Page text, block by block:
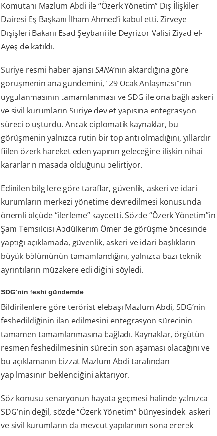
Komutanı Mazlum Abdi ile “Özerk Yönetim” Dış İlişkiler
Dairesi Eş Başkanı İlham Ahmed’i kabul etti. Zirveye
Dışişleri Bakanı Esad Şeybani ile Deyrizor Valisi Ziyad el-
Ayeş de katıldı.
Suriye resmi haber ajansıSANA‘nın aktardığına göre
görüşmenin ana gündemini, “29 Ocak Anlaşması”nın
uygulanmasının tamamlanması ve SDG ile ona bağlı askeri
ve sivil kurumların Suriye devlet yapısına entegrasyon
süreci oluşturdu. Ancak diplomatik kaynaklar, bu
görüşmenin yalnızca rutin bir toplantı olmadığını, yıllardır
fiilen özerk hareket eden yapının geleceğine ilişkin nihai
kararların masada olduğunu belirtiyor.
Edinilen bilgilere göre taraflar, güvenlik, askeri ve idari
kurumların merkezi yönetime devredilmesi konusunda
önemli ölçüde “ilerleme” kaydetti. Sözde “Özerk Yönetim”in
Şam Temsilcisi Abdülkerim Ömer de görüşme öncesinde
yaptığı açıklamada, güvenlik, askeri ve idari başlıkların
büyük bölümünün tamamlandığını, yalnızca bazı teknik
ayrıntıların müzakere edildiğini söyledi.
SDG’nin feshi gündemde
Bildirilenlere göre terörist elebaşı Mazlum Abdi, SDG’nin
feshedildiğinin ilan edilmesini entegrasyon sürecinin
tamamen tamamlanmasına bağladı. Kaynaklar, örgütün
resmen feshedilmesinin sürecin son aşaması olacağını ve
bu açıklamanın bizzat Mazlum Abdi tarafından
yapılmasının beklendiğini aktarıyor.
Söz konusu senaryonun hayata geçmesi halinde yalnızca
SDG’nin değil, sözde “Özerk Yönetim” bünyesindeki askeri
ve sivil kurumların da mevcut yapılarının sona ererek